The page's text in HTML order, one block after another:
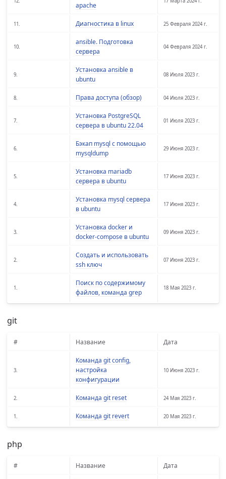
apache
11. Диагностика в linux 25 Февраля 2024 г.
10.
ansible. Подготовка
сервера
04 Февраля 2024 г.
9.
Установка ansible в
ubuntu
08 Июля 2023 г.
8. Права доступа (обзор) 04 Июля 2023 г.
7.
Установка PostgreSQL
сервера в ubuntu 22.04
01 Июля 2023 г.
6.
Бэкап mysql c помощью
mysqldump
29 Июня 2023 г.
5.
Установка mariadb
сервера в ubuntu
17 Июня 2023 г.
4.
Установка mysql сервера
в ubuntu
17 Июня 2023 г.
3.
Установка docker и
docker-compose в ubuntu
09 Июня 2023 г.
2.
Создать и использовать
ssh ключ
07 Июня 2023 г.
1.
Поиск по содержимому
файлов, команда grep
18 Мая 2023 г.
git
# Название Дата
3.
Команда git config,
настройка
конфигурации
10 Июня 2023 г.
2. Команда git reset 24 Мая 2023 г.
1. Команда git revert 20 Мая 2023 г.
php
# Название Дата